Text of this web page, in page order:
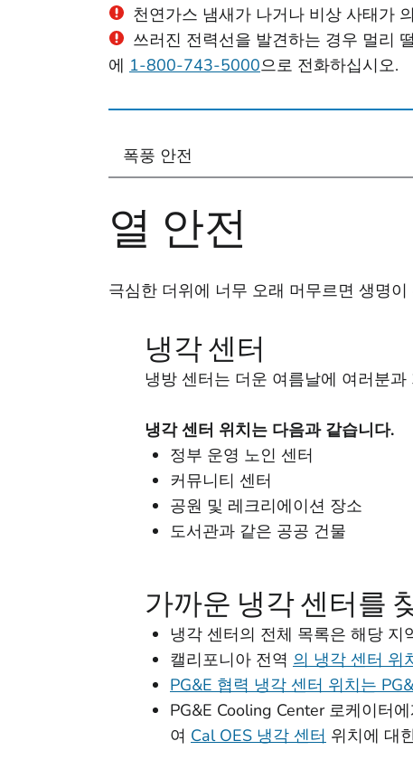
천연가스 냄새가 나거나 비상 사태가
쓰러진 전력선을 발견하는 경우 멀리
에 1-800-743-5000으로 전화하십시오.
폭풍 안전
열 안전
극심한 더위에 너무 오래 머무르면 생명
냉각 센터
냉방 센터는 더운 여름날에 여러분
냉각 센터 위치는 다음과 같습니다.
정부 운영 노인 센터
커뮤니티 센터
공원 및 레크리에이션 장소
도서관과 같은 공공 건물
가까운 냉각 센터를
냉각 센터의 전체 목록은 해당 지
캘리포니아 전역 의 냉각 센터 위
PG&E 협력 냉각 센터 위치는
PG&E Cooling Center 로케이터에
여 Cal OES 냉각 센터 위치에 대